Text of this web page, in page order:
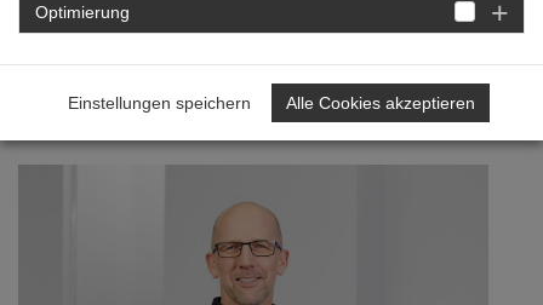
Mehr nachhaltig bauen
Optimierung
Einstellungen speichern Alle Cookies akzeptieren